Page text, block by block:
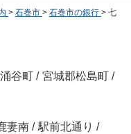
> 石巻市 > 石巻市の銀行 > 七
谷町 / 宮城郡松島町 /
妻南 / 駅前北通り /